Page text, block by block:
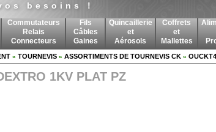
besoins !
Commutateurs
Relais
Connecteurs
Fils
Câbles
Gaines
Quincaillerie
et
Aérosols
Coffrets
et
Mallettes
» TOURNEVIS » ASSORTIMENTS DE TOURNEVIS CK »
1KV PLAT PZ